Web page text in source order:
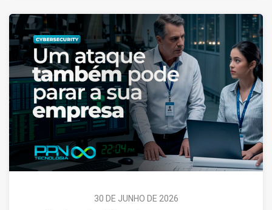
30 DE JUNHO DE 2026